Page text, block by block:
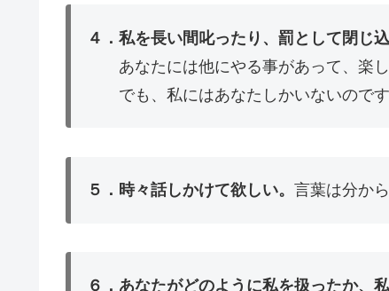
４．私を長い間叱ったり、罰として閉じ
あなたには他にやる事があって、楽し
でも、私にはあなたしかいないのです
５．時々話しかけて欲しい。 言葉は分か
６．あなたがどのように私を扱ったか、